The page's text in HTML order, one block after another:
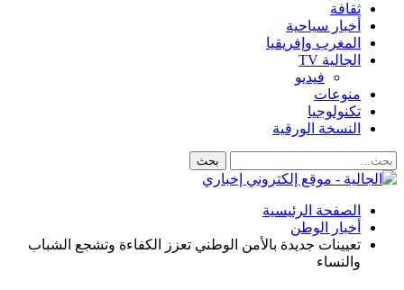
ثقافة
أخبار سياحية
المغرب وإفريقيا
الجالية TV
فيديو
منوعات
تكنولوجيا
النسخة الورقية
الصفحة الرئيسية
أخبار الوطن
تعيينات جديدة بالأمن الوطني تعزز الكفاءة وتشجع الشباب
والنساء